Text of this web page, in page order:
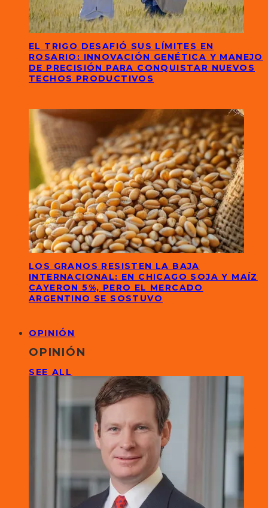
EL TRIGO DESAFIÓ SUS LÍMITES EN
ROSARIO: INNOVACIÓN GENÉTICA Y MANEJO
DE PRECISIÓN PARA CONQUISTAR NUEVOS
TECHOS PRODUCTIVOS
LOS GRANOS RESISTEN LA BAJA
INTERNACIONAL: EN CHICAGO SOJA Y MAÍZ
CAYERON 5%, PERO EL MERCADO
ARGENTINO SE SOSTUVO
OPINIÓN
OPINIÓN
SEE ALL